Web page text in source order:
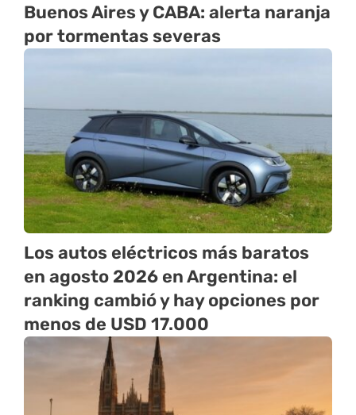
Buenos Aires y CABA: alerta naranja
por tormentas severas
Los autos eléctricos más baratos
en agosto 2026 en Argentina: el
ranking cambió y hay opciones por
menos de USD 17.000